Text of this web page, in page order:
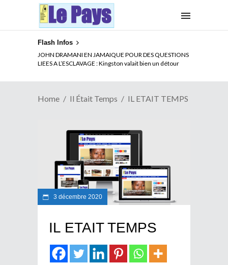
Flash Infos
JOHN DRAMANI EN JAMAIQUE POUR DES QUESTIONS
LIEES A L’ESCLAVAGE : Kingston valait bien un détour
Home Il Était Temps IL ETAIT TEMPS
3 décembre 2020
IL ETAIT TEMPS